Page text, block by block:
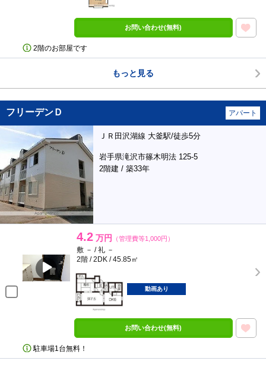
お問い合わせ(無料)
2階のお部屋です
もっと見る
フリーデンＤ アパート
ＪＲ田沢湖線 大釜駅/徒歩5分
岩手県滝沢市篠木明法 125-5
2階建 / 築33年
4.2 万円 （管理費等1,000円）
敷 － / 礼 －
2階 / 2DK / 45.85㎡
動画あり
お問い合わせ(無料)
駐車場1台無料！